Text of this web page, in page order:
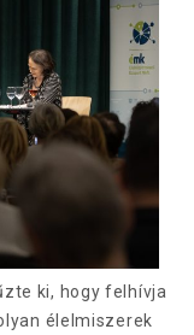
ki, hogy felhívja
élelmiszerek